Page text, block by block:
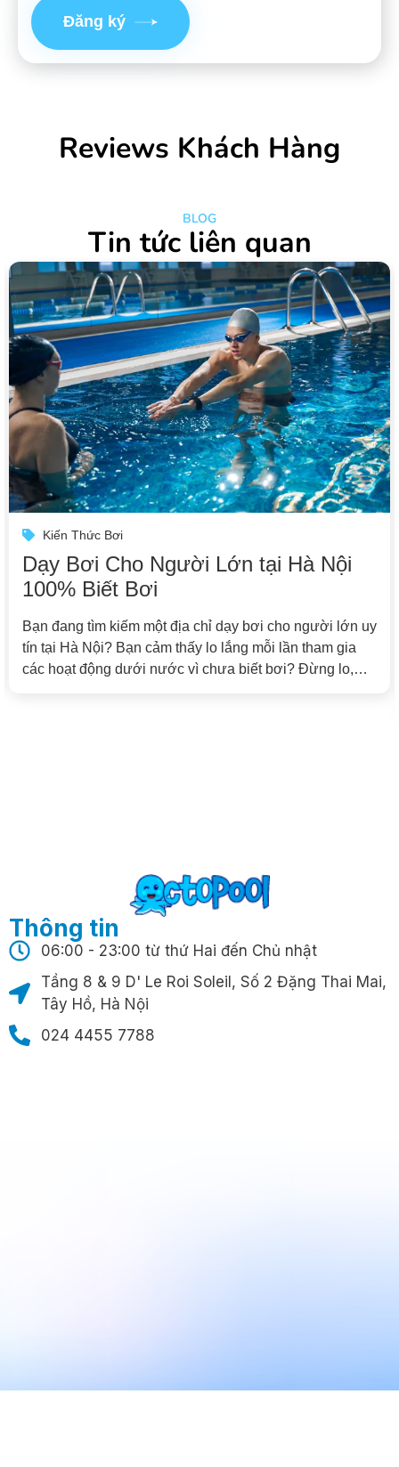
Đăng ký
Reviews Khách Hàng
BLOG
Tin tức liên quan
Kiến Thức Bơi
Dạy Bơi Cho Người Lớn tại Hà Nội
100% Biết Bơi
Bạn đang tìm kiếm một địa chỉ dạy bơi cho người lớn uy
tín tại Hà Nội? Bạn cảm thấy lo lắng mỗi lần tham gia
các hoạt động dưới nước vì chưa biết bơi? Đừng lo,
Thông tin
06:00 - 23:00 từ thứ Hai đến Chủ nhật
Tầng 8 & 9 D' Le Roi Soleil, Số 2 Đặng Thai Mai,
Tây Hồ, Hà Nội
024 4455 7788